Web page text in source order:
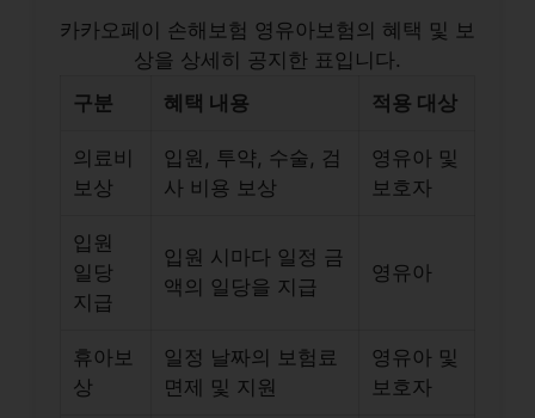
카카오페이 손해보험 영유아보험의 혜택 및 보
상을 상세히 공지한 표입니다.
구분
혜택 내용 적용 대상
의료비
보상
입원, 투약, 수술, 검
사 비용 보상
영유아 및
보호자
입원
일당
지급
입원 시마다 일정 금
액의 일당을 지급
영유아
휴아보
상
일정 날짜의 보험료
면제 및 지원
영유아 및
보호자